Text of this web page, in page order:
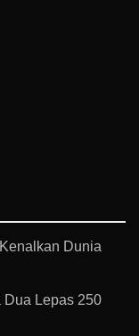
Dunia
Dua Lepas 250